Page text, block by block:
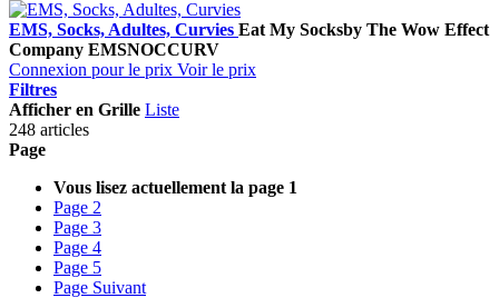
EMS, Socks, Adultes, Curvies Eat My Socksby The Wow Effect
Company EMSNOCCURV
Connexion pour le prix Voir le prix
Filtres
Afficher en Grille Liste
248 articles
Page
Vous lisez actuellement la page 1
Page 2
Page 3
Page 4
Page 5
Page Suivant